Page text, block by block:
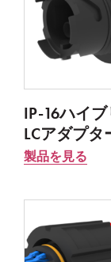
IP-16ハイ
LCアダプタ
製品を見る